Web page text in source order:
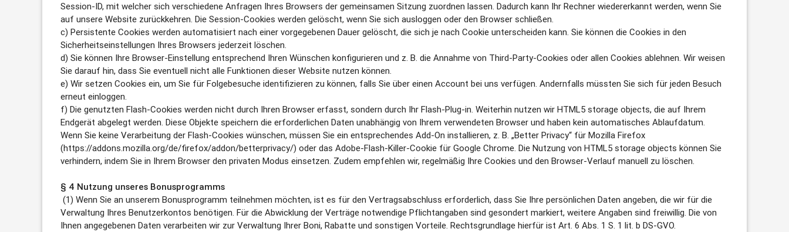
Session-ID, mit welcher sich verschiedene Anfragen Ihres Browsers der gemeinsamen Sitzung zuordnen lassen. Dadurch kann Ihr Rechner wiedererkannt werden, wenn Sie
auf unsere Website zurückkehren. Die Session-Cookies werden gelöscht, wenn Sie sich ausloggen oder den Browser schließen.
c) Persistente Cookies werden automatisiert nach einer vorgegebenen Dauer gelöscht, die sich je nach Cookie unterscheiden kann. Sie können die Cookies in den
Sicherheitseinstellungen Ihres Browsers jederzeit löschen.
d) Sie können Ihre Browser-Einstellung entsprechend Ihren Wünschen konfigurieren und z. B. die Annahme von Third-Party-Cookies oder allen Cookies ablehnen. Wir weisen
Sie darauf hin, dass Sie eventuell nicht alle Funktionen dieser Website nutzen können.
e) Wir setzen Cookies ein, um Sie für Folgebesuche identifizieren zu können, falls Sie über einen Account bei uns verfügen. Andernfalls müssten Sie sich für jeden Besuch
erneut einloggen.
f) Die genutzten Flash-Cookies werden nicht durch Ihren Browser erfasst, sondern durch Ihr Flash-Plug-in. Weiterhin nutzen wir HTML5 storage objects, die auf Ihrem
Endgerät abgelegt werden. Diese Objekte speichern die erforderlichen Daten unabhängig von Ihrem verwendeten Browser und haben kein automatisches Ablaufdatum.
Wenn Sie keine Verarbeitung der Flash-Cookies wünschen, müssen Sie ein entsprechendes Add-On installieren, z. B. „Better Privacy“ für Mozilla Firefox
(https://addons.mozilla.org/de/firefox/addon/betterprivacy/) oder das Adobe-Flash-Killer-Cookie für Google Chrome. Die Nutzung von HTML5 storage objects können Sie
verhindern, indem Sie in Ihrem Browser den privaten Modus einsetzen. Zudem empfehlen wir, regelmäßig Ihre Cookies und den Browser-Verlauf manuell zu löschen.
§ 4 Nutzung unseres Bonusprogramms
(1) Wenn Sie an unserem Bonusprogramm teilnehmen möchten, ist es für den Vertragsabschluss erforderlich, dass Sie Ihre persönlichen Daten angeben, die wir für die
Verwaltung Ihres Benutzerkontos benötigen. Für die Abwicklung der Verträge notwendige Pflichtangaben sind gesondert markiert, weitere Angaben sind freiwillig. Die von
Ihnen angegebenen Daten verarbeiten wir zur Verwaltung Ihrer Boni, Rabatte und sonstigen Vorteile. Rechtsgrundlage hierfür ist Art. 6 Abs. 1 S. 1 lit. b DS-GVO.